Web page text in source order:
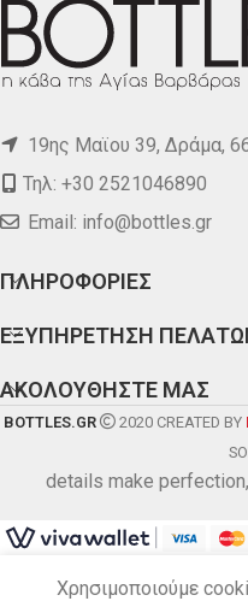
19ης Μαϊου 39, Δράμα,
Τηλ: +30 2521046890
Email: info@bottles.gr
ΠΛΗΡΟΦΟΡΙΕΣ
ΕΞΥΠΗΡΕΤΗΣΗ
ΑΚΟΛΟΥΘΗΣΤΕ ΜΑΣ
BOTTLES.GR 2020 CREATED BY
details make
Χρησιμοποιούμε